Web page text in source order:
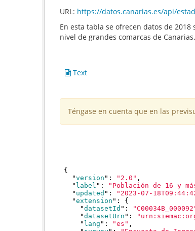
URL: https://datos.canarias.es/api/
En esta tabla se ofrecen datos de
nivel de grandes comarcas de Canarias.
Text
Téngase en cuenta que en las